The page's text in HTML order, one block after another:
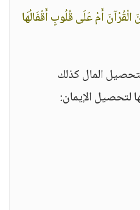
الْقُرْآنَ أَمْ عَلَى قُلُوبٍ أَقْفَالُهَا
المال كذلك
لتحصيل الإيمان: